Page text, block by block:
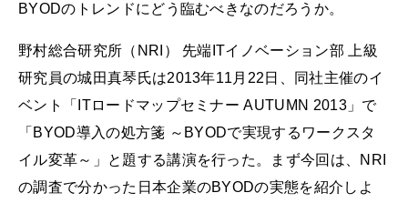
BYODのトレンドにどう臨むべきなのだろうか。
野村総合研究所（NRI） 先端ITイノベーション部 上級
研究員の城田真琴氏は2013年11月22日、同社主催のイ
ベント「ITロードマップセミナー AUTUMN 2013」で
「BYOD導入の処方箋 ～BYODで実現するワークスタ
イル変革～」と題する講演を行った。まず今回は、NRI
の調査で分かった日本企業のBYODの実態を紹介しよ